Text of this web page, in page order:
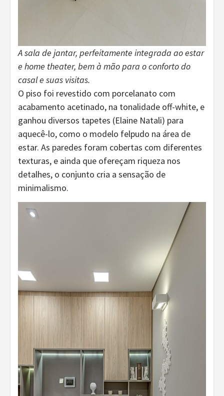
A sala de jantar, perfeitamente integrada ao estar
e home theater, bem à mão para o conforto do
casal e suas visitas.
O piso foi revestido com porcelanato com
acabamento acetinado, na tonalidade off-white, e
ganhou diversos tapetes (Elaine Natali) para
aquecê-lo, como o modelo felpudo na área de
estar. As paredes foram cobertas com diferentes
texturas, e ainda que ofereçam riqueza nos
detalhes, o conjunto cria a sensação de
minimalismo.